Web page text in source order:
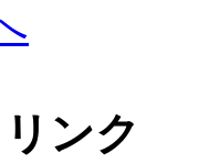
ンク